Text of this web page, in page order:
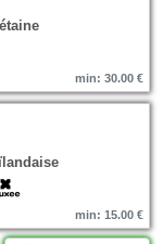
min: 30.00 €
min: 15.00 €